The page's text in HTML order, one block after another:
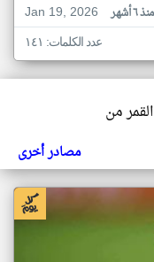
Jan 19, 2026
منذ ٦ أشهر
عدد الكلمات: ١٤١
من
مصادر أخرى